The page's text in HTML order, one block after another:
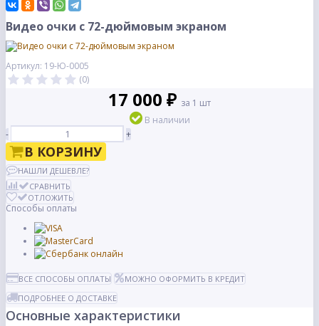
Видео очки с 72-дюймовым экраном
Артикул: 19-Ю-0005
(0)
17 000 ₽ за 1 шт
В наличии
-
+
В КОРЗИНУ
НАШЛИ ДЕШЕВЛЕ?
СРАВНИТЬ
ОТЛОЖИТЬ
Способы оплаты
ВСЕ СПОСОБЫ ОПЛАТЫ
МОЖНО ОФОРМИТЬ В КРЕДИТ
ПОДРОБНЕЕ О ДОСТАВКЕ
Основные характеристики